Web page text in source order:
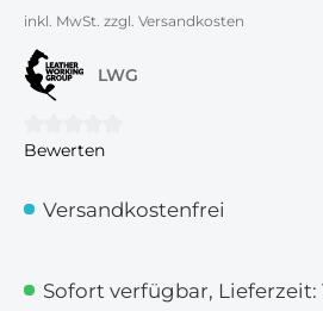
inkl. MwSt. zzgl. Versandkosten
LWG
Durchschnittliche Bewertung
Bewerten
Versandkostenfrei
Sofort verfügbar, Lieferzeit: